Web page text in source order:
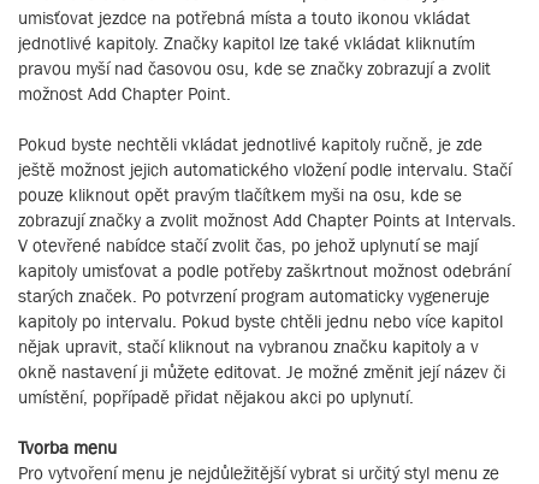
umisťovat jezdce na potřebná místa a touto ikonou vkládat
jednotlivé kapitoly. Značky kapitol lze také vkládat kliknutím
pravou myší nad časovou osu, kde se značky zobrazují a zvolit
možnost Add Chapter Point.
Pokud byste nechtěli vkládat jednotlivé kapitoly ručně, je zde
ještě možnost jejich automatického vložení podle intervalu. Stačí
pouze kliknout opět pravým tlačítkem myši na osu, kde se
zobrazují značky a zvolit možnost Add Chapter Points at Intervals.
V otevřené nabídce stačí zvolit čas, po jehož uplynutí se mají
kapitoly umisťovat a podle potřeby zaškrtnout možnost odebrání
starých značek. Po potvrzení program automaticky vygeneruje
kapitoly po intervalu. Pokud byste chtěli jednu nebo více kapitol
nějak upravit, stačí kliknout na vybranou značku kapitoly a v
okně nastavení ji můžete editovat. Je možné změnit její název či
umístění, popřípadě přidat nějakou akci po uplynutí.
Tvorba menu
Pro vytvoření menu je nejdůležitější vybrat si určitý styl menu ze